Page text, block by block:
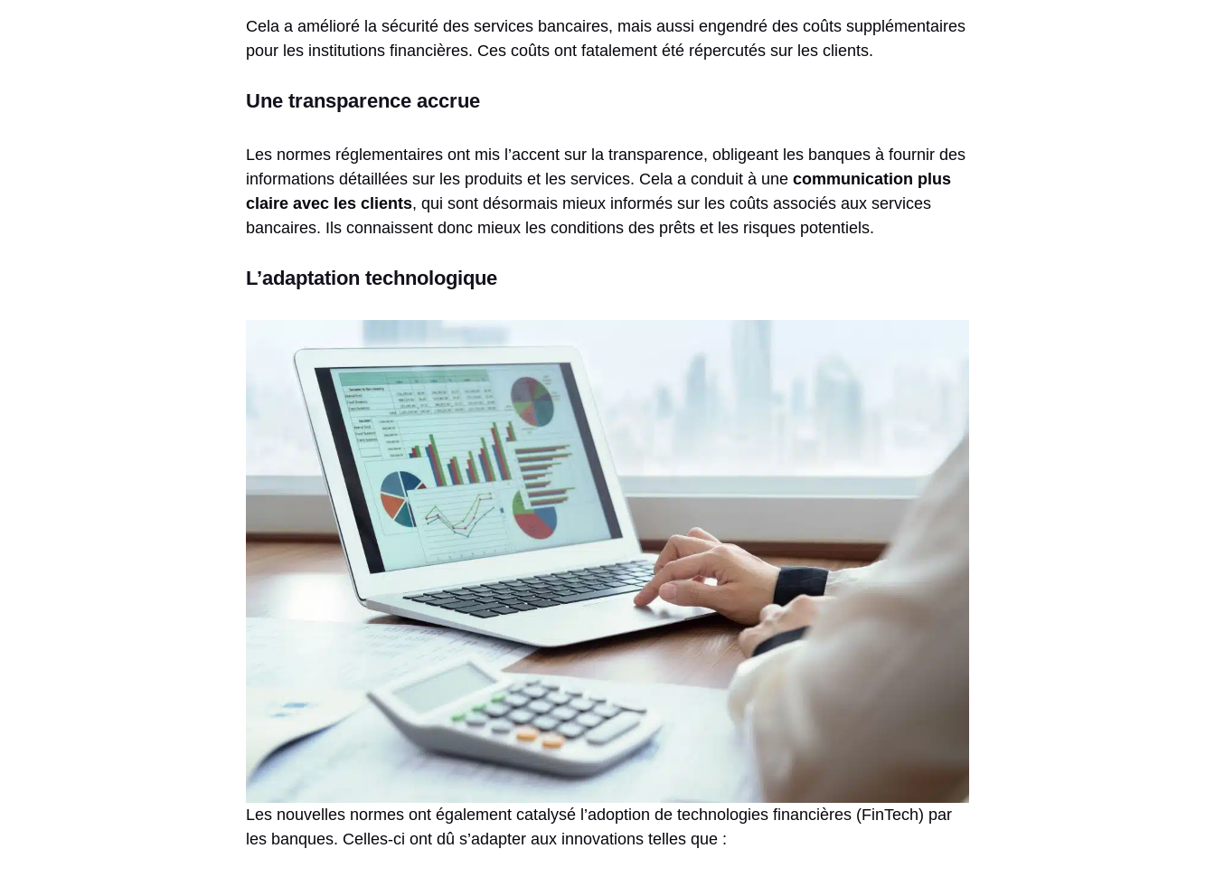
Cela a amélioré la sécurité des services bancaires, mais aussi engendré des coûts supplémentaires
pour les institutions financières. Ces coûts ont fatalement été répercutés sur les clients.
Une transparence accrue
Les normes réglementaires ont mis l’accent sur la transparence, obligeant les banques à fournir des
informations détaillées sur les produits et les services. Cela a conduit à une communication plus
claire avec les clients, qui sont désormais mieux informés sur les coûts associés aux services
bancaires. Ils connaissent donc mieux les conditions des prêts et les risques potentiels.
L’adaptation technologique
Les nouvelles normes ont également catalysé l’adoption de technologies financières (FinTech) par
les banques. Celles-ci ont dû s’adapter aux innovations telles que :